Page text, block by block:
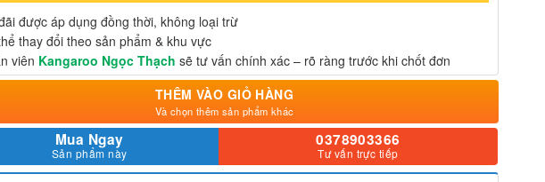
được áp dụng đồng thời, không loại trừ
thay đổi theo sản phẩm & khu vực
viên Kangaroo Ngọc Thạch sẽ tư vấn chính xác – rõ ràng trước khi chốt đơn
THÊM VÀO GIỎ HÀNG
Và chọn thêm sản phẩm khác
Mua Ngay
Sản phẩm này
0378903366
Tư vấn trực tiếp